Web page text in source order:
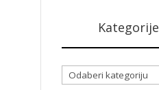
Kategorije
Kategorije